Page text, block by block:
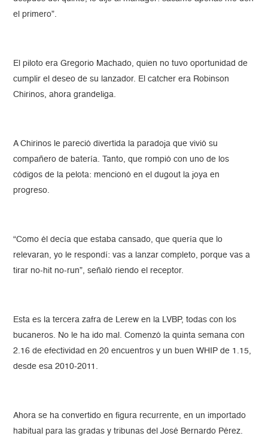
el primero”.
El piloto era Gregorio Machado, quien no tuvo oportunidad de
cumplir el deseo de su lanzador. El catcher era Robinson
Chirinos, ahora grandeliga.
A Chirinos le pareció divertida la paradoja que vivió su
compañero de batería. Tanto, que rompió con uno de los
códigos de la pelota: mencionó en el dugout la joya en
progreso.
“Como él decía que estaba cansado, que quería que lo
relevaran, yo le respondí: vas a lanzar completo, porque vas a
tirar no-hit no-run”, señaló riendo el receptor.
Esta es la tercera zafra de Lerew en la LVBP, todas con los
bucaneros. No le ha ido mal. Comenzó la quinta semana con
2.16 de efectividad en 20 encuentros y un buen WHIP de 1.15,
desde esa 2010-2011.
Ahora se ha convertido en figura recurrente, en un importado
habitual para las gradas y tribunas del José Bernardo Pérez.